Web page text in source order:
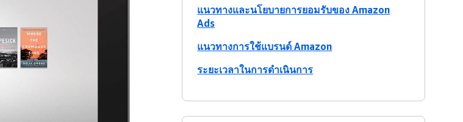
แนวทางและนโยบายการยอมรับของ Amazon
Ads
แนวทางการใช้แบรนด์ Amazon
ระยะเวลาในการดำเนินการ